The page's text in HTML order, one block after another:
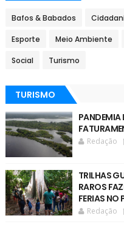
Bafos & Babados
Esporte Meio Ambiente
Social Turismo
TURISMO
PANDEMIA
Redação
TRILHAS
RAROS
FERIAS NO
Redação